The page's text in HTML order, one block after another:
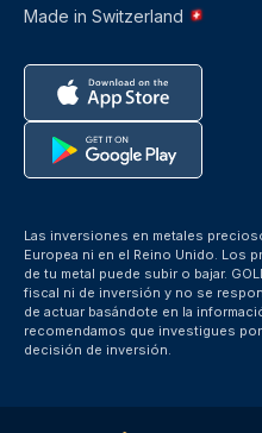
Made in Switzerland
Las inversiones en metales
Europea ni en el Reino Unido. Los
de tu metal puede subir o bajar.
fiscal ni de inversión y no se
de actuar basándote en la
recomendamos que investigues
decisión de inversión.